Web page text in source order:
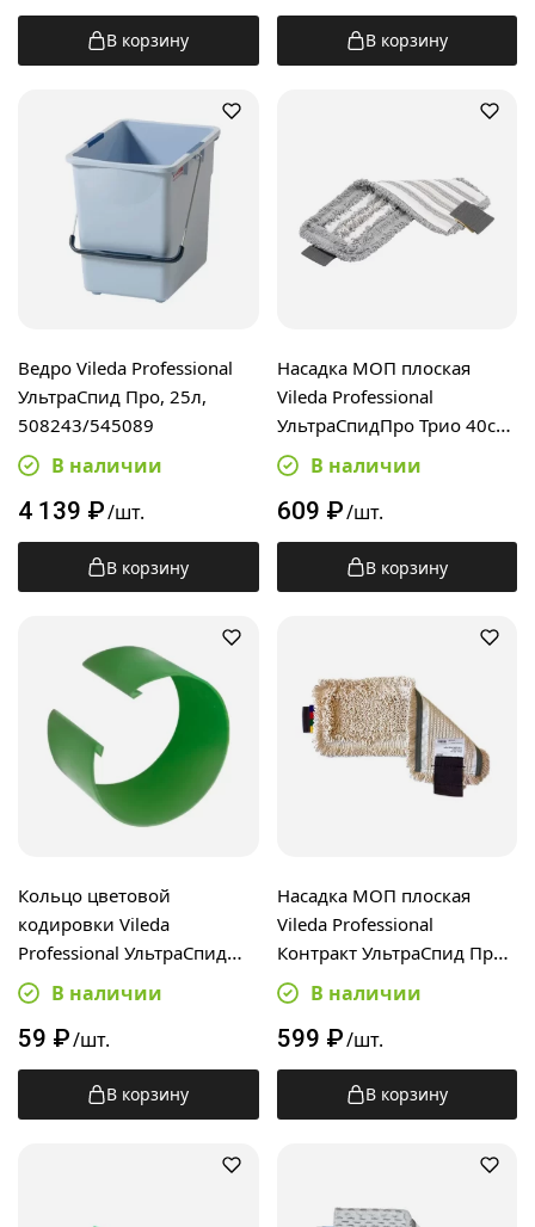
В корзину В корзину
Ведро Vileda Professional
УльтраСпид Про, 25л,
508243/545089
В наличии
4 139 ₽/шт.
В корзину
Насадка МОП плоская
Vileda Professional
УльтраСпидПро Трио 40см,
167276В наличии
609 ₽/шт.
В корзину
Кольцо цветовой
кодировки Vileda
Professional УльтраСпид
для алюминиевой ручки,
зеленое, 509514
В наличии
59 ₽/шт.
В корзину
Насадка МОП плоская
Vileda Professional
Контракт УльтраСпид Про
40см, бежевый, 167275
В наличии
599 ₽/шт.
В корзину